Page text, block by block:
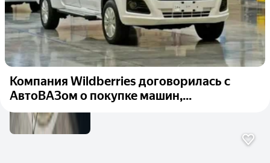
Компания Wildberries договорилась с
АвтоВАЗом о покупке машин,...